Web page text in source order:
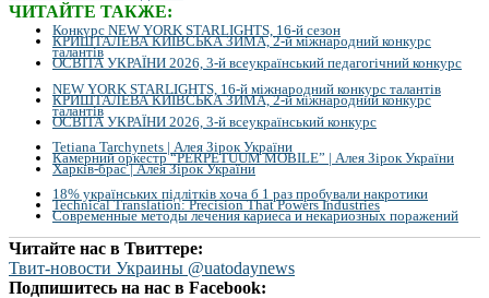
ЧИТАЙТЕ ТАКЖЕ:
Конкурс NEW YORK STARLIGHTS, 16-й сезон
КРИШТАЛЕВА КИЇВСЬКА ЗИМА, 2-й міжнародний конкурс
талантів
ОСВІТА УКРАЇНИ 2026, 3-й всеукраїнський педагогічний конкурс
NEW YORK STARLIGHTS, 16-й міжнародний конкурс талантів
КРИШТАЛЕВА КИЇВСЬКА ЗИМА, 2-й міжнародний конкурс
талантів
ОСВІТА УКРАЇНИ 2026, 3-й всеукраїнський конкурс
Tetiana Tarchynets | Алея Зірок України
Камерний оркестр “PERPETUUM MOBILE” | Алея Зірок України
Харків-брас | Алея Зірок України
18% українських підлітків хоча б 1 раз пробували накротики
Technical Translation: Precision That Powers Industries
Современные методы лечения кариеса и некариозных поражений
Читайте нас в Твиттере:
Твит-новости Украины @uatodaynews
Подпишитесь на нас в Facebook: